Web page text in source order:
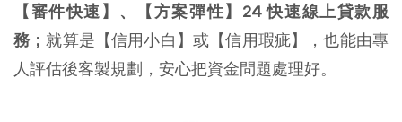
【審件快速】、【方案彈性】24 快速線上貸款服
務； 就算是【信用小白】或【信用瑕疵】，也能由專
人評估後客製規劃，安心把資金問題處理好。